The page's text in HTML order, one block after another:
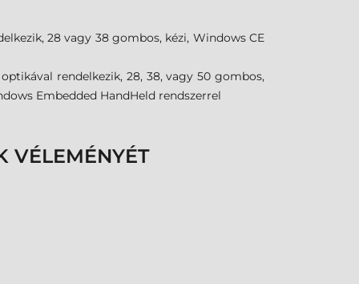
28 vagy 38 gombos, kézi, Windows CE
rendelkezik, 28, 38, vagy 50 gombos,
Embedded HandHeld rendszerrel
VÉLEMÉNYÉT